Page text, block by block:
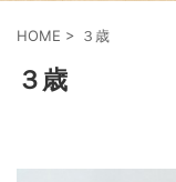
HOME > ３歳
３歳